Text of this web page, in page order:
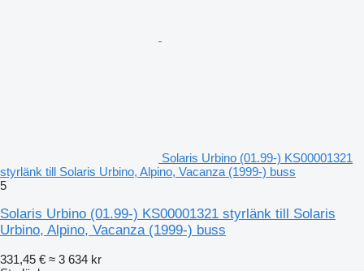
Solaris Urbino (01.99-) KS00001321
styrlänk till Solaris Urbino, Alpino, Vacanza (1999-) buss
5
Solaris Urbino (01.99-) KS00001321 styrlänk till Solaris
Urbino, Alpino, Vacanza (1999-) buss
331,45 € ≈ 3 634 kr